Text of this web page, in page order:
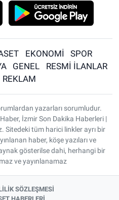
EKONOMİ
SPOR
GENEL
RESMİ İLANLAR
REKLAM
yazarları sorumludur.
İzmir Son Dakika Haberleri |
tüm harici linkler ayrı bir
haber, köşe yazıları ve
gösterilse dahi, herhangi bir
ve yayınlanamaz
SÖZLEŞMESİ